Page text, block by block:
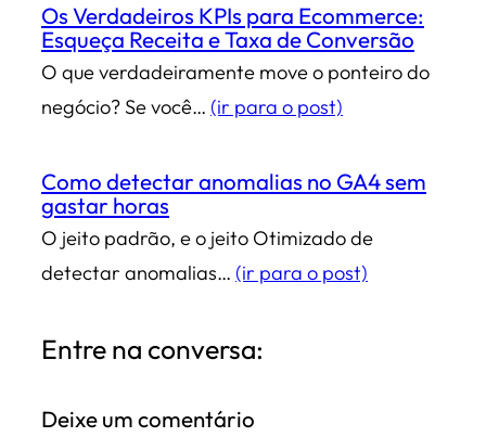
Os Verdadeiros KPIs para Ecommerce:
Esqueça Receita e Taxa de Conversão
O que verdadeiramente move o ponteiro do
negócio? Se você… (ir para o post)
Como detectar anomalias no GA4 sem
gastar horas
O jeito padrão, e o jeito Otimizado de
detectar anomalias… (ir para o post)
Entre na conversa:
Deixe um comentário